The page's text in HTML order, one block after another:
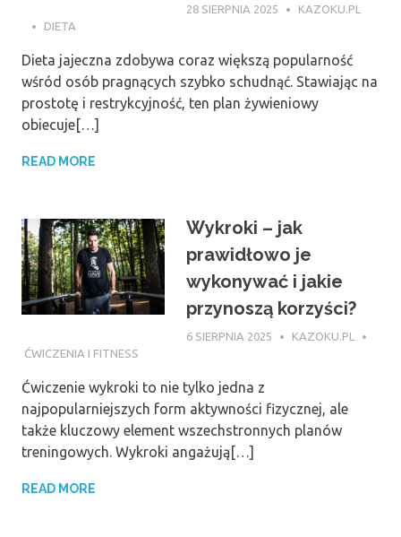
28 SIERPNIA 2025
KAZOKU.PL
DIETA
Dieta jajeczna zdobywa coraz większą popularność
wśród osób pragnących szybko schudnąć. Stawiając na
prostotę i restrykcyjność, ten plan żywieniowy
obiecuje[…]
READ MORE
Wykroki – jak
prawidłowo je
wykonywać i jakie
przynoszą korzyści?
6 SIERPNIA 2025
KAZOKU.PL
ĆWICZENIA I FITNESS
Ćwiczenie wykroki to nie tylko jedna z
najpopularniejszych form aktywności fizycznej, ale
także kluczowy element wszechstronnych planów
treningowych. Wykroki angażują[…]
READ MORE